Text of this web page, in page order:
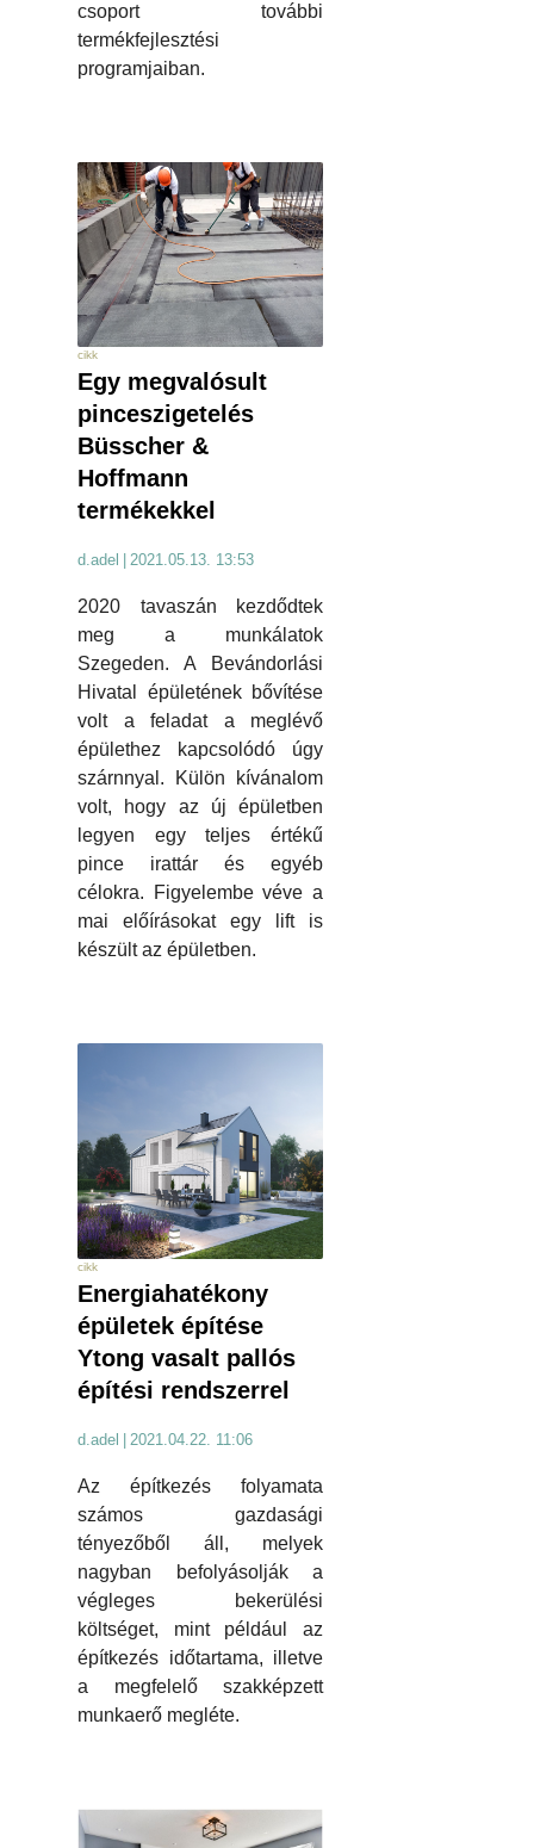
csoport további
termékfejlesztési
programjaiban.
cikk
Egy megvalósult
pinceszigetelés
Büsscher &
Hoffmann
termékekkel
d.adel | 2021.05.13. 13:53
2020 tavaszán kezdődtek
meg a munkálatok
Szegeden. A Bevándorlási
Hivatal épületének bővítése
volt a feladat a meglévő
épülethez kapcsolódó úgy
szárnnyal. Külön kívánalom
volt, hogy az új épületben
legyen egy teljes értékű
pince irattár és egyéb
célokra. Figyelembe véve a
mai előírásokat egy lift is
készült az épületben.
cikk
Energiahatékony
épületek építése
Ytong vasalt pallós
építési rendszerrel
d.adel 2021.04.22. 11:06
Az építkezés folyamata
számos gazdasági
tényezőből áll, melyek
nagyban befolyásolják a
végleges bekerülési
költséget, mint például az
építkezés időtartama, illetve
a megfelelő szakképzett
munkaerő megléte.